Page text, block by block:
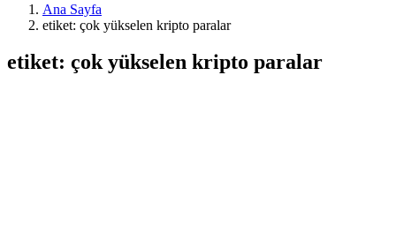
Ana Sayfa
etiket: çok yükselen kripto paralar
etiket: çok yükselen kripto paralar